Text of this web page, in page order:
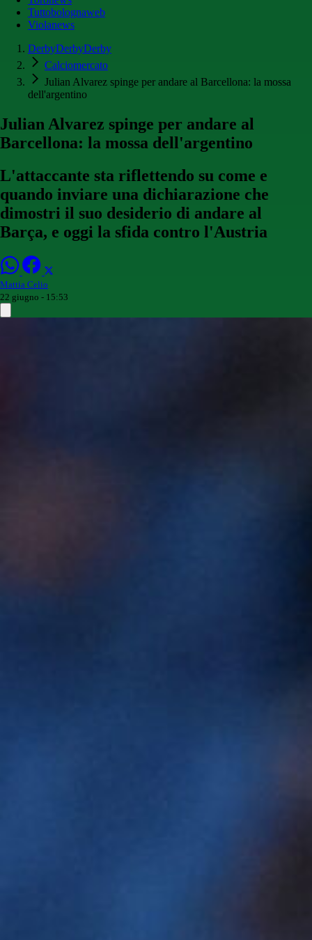
Tuttobolognaweb
Violanews
DerbyDerbyDerby
Calciomercato
Julian Alvarez spinge per andare al Barcellona: la mossa
dell'argentino
Julian Alvarez spinge per andare al
Barcellona: la mossa dell'argentino
L'attaccante sta riflettendo su come e
quando inviare una dichiarazione che
dimostri il suo desiderio di andare al
Barça, e oggi la sfida contro l'Austria
Mattia Celio
22 giugno - 15:53